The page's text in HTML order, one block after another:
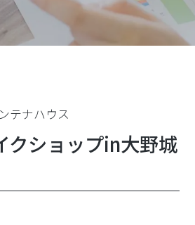
テナハウス
クショップin大野城